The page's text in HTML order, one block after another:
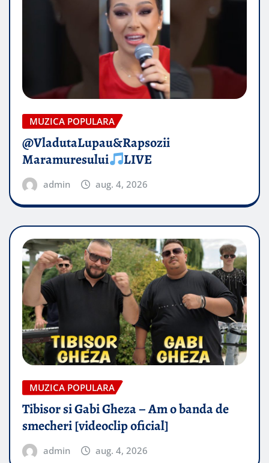
MUZICA POPULARA
@VladutaLupau&Rapsozii
Maramuresului
LIVE
admin aug. 4, 2026
MUZICA POPULARA
Tibisor si Gabi Gheza – Am o banda de
smecheri [videoclip oficial]
admin aug. 4, 2026